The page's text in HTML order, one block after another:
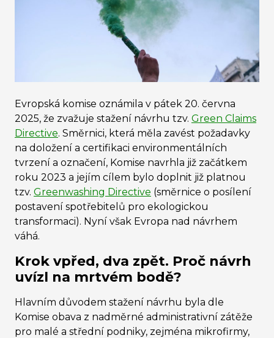
Evropská komise oznámila v pátek 20. června
2025, že zvažuje stažení návrhu tzv. Green Claims
Directive. Směrnici, která měla zavést požadavky
na doložení a certifikaci environmentálních
tvrzení a označení, Komise navrhla již začátkem
roku 2023 a jejím cílem bylo doplnit již platnou
tzv. Greenwashing Directive (směrnice o posílení
postavení spotřebitelů pro ekologickou
transformaci). Nyní však Evropa nad návrhem
váhá.
Krok vpřed, dva zpět. Proč návrh
uvízl na mrtvém bodě?
Hlavním důvodem stažení návrhu byla dle
Komise obava z nadměrné administrativní zátěže
pro malé a střední podniky, zejména mikrofirmy,